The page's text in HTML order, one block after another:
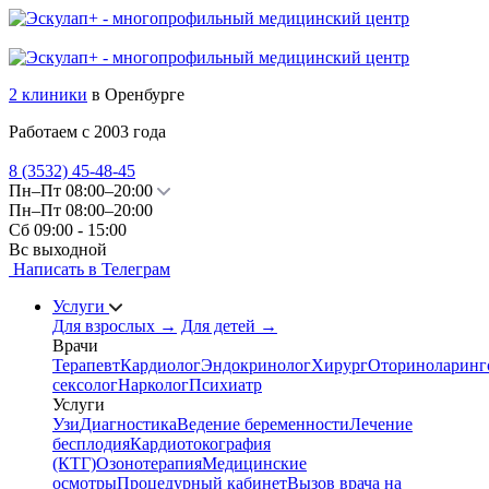
2 клиники в Оренбурге
Работаем с 2003 года
8 (3532) 45-48-45
Пн–Пт 08:00–20:00
Пн–Пт 08:00–20:00
Сб 09:00 - 15:00
Вс выходной
Написать в Телеграм
Услуги
Для взрослых → Для детей →
Врачи
ТерапевтКардиологЭндокринологХирург
сексологНаркологПсихиатр
Услуги
УзиДиагностикаВедение беременностиЛечение
бесплодияКардиотокография
(КТГ)ОзонотерапияМедицинские
осмотрыПроцедурный кабинетВызов врача на